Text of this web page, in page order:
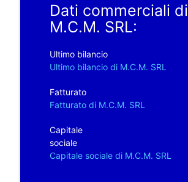
Dati commerciali di
M.C.M. SRL:
Ultimo bilancio
Ultimo bilancio di M.C.M. SRL
Fatturato
Fatturato di M.C.M. SRL
Capitale
sociale
Capitale sociale di M.C.M. SRL